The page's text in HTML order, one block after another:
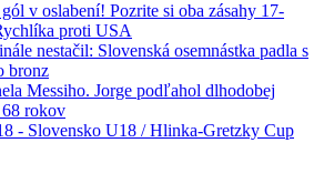
v oslabení! Pozrite si oba zásahy 17-
proti USA
nestačil: Slovenská osemnástka padla s
bronz
Messiho. Jorge podľahol dlhodobej
rokov
- Slovensko U18 / Hlinka-Gretzky Cup